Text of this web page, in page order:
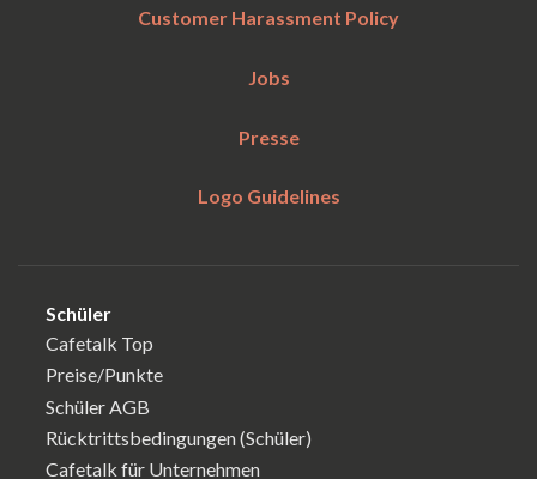
Customer Harassment Policy
Jobs
Presse
Logo Guidelines
Schüler
Cafetalk Top
Preise/Punkte
Schüler AGB
Rücktrittsbedingungen (Schüler)
Cafetalk für Unternehmen